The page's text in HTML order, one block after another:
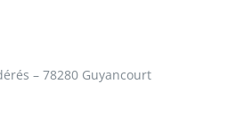
– 78280 Guyancourt